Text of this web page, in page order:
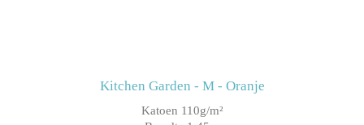
Kitchen Garden - M - Oranje
Katoen 110g/m²